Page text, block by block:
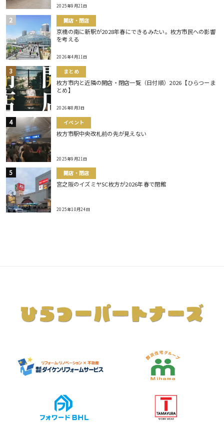
2025年9月21日
開店・閉店
京橋の南に新駅が2028年春にできるみたい。枚方市民への影響
を考える
2026年4月11日
まとめ
枚方市内と近隣の開店・閉店一覧（日付順）2026【ひらつーま
とめ】
2026年8月3日
イベント
枚方市駅中央改札前の先が見えない
2025年9月21日
開店・閉店
宮之阪のイズミヤSC枚方が2026年春で閉館
2025年10月24日